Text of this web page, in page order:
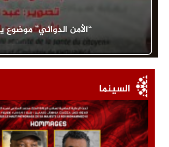
“الأمن الدوائي”
السينما